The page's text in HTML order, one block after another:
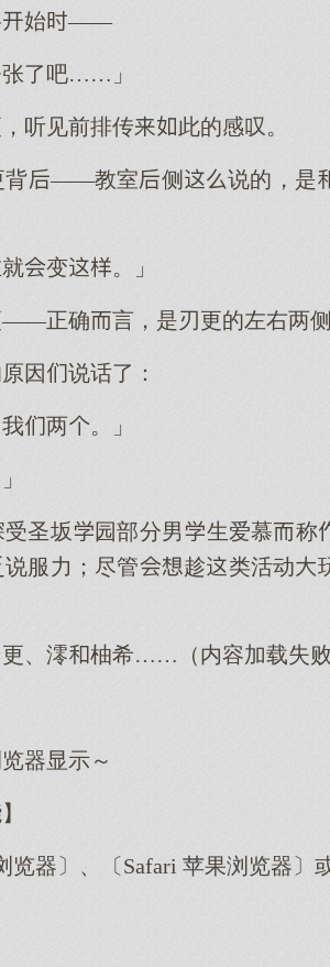
始——
张了吧……」
听见前排传此的感叹。
背——教室侧说的，是
变。」
正确言，是刃更的左右两侧
因说话了：
两。」
受圣坂园部分男生爱慕
服力；尽管趁类活动
澪柚希……（内容加载失败
器显示～
览器〕、〔Safari 苹果浏览器〕